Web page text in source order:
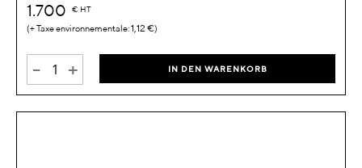
1.700 € HT
1,12 €
- + IN DEN WARENKORB